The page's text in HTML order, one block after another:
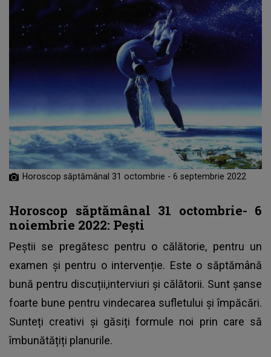
Horoscop săptămânal 31 octombrie - 6 septembrie 2022
Horoscop săptămânal 31 octombrie- 6
noiembrie 2022: Pești
Peștii se pregătesc pentru o călătorie, pentru un
examen și pentru o intervenție. Este o săptămână
bună pentru discuții,interviuri și călătorii. Sunt șanse
foarte bune pentru vindecarea sufletului și împăcări.
Sunteți creativi și găsiți formule noi prin care să
îmbunătățiți planurile.